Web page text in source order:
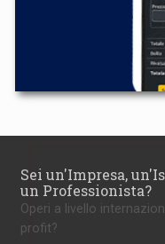
Sei un'Impresa,
un Professionista?
Operi a livello
profit?